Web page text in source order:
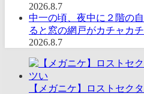
2026.8.7
中一の頃、夜中に２階の
ると窓の網戸がカチャカ
2026.8.7
【メガニケ】ロストセク